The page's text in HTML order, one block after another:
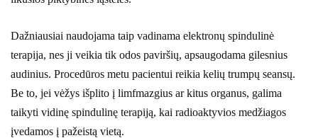
Dažniausiai naudojama taip vadinama elektronų spindulinė
terapija, nes ji veikia tik odos paviršių, apsaugodama gilesnius
audinius. Procedūros metu pacientui reikia kelių trumpų seansų.
Be to, jei vėžys išplito į limfmazgius ar kitus organus, galima
taikyti vidinę spindulinę terapiją, kai radioaktyvios medžiagos
įvedamos į pažeistą vietą.